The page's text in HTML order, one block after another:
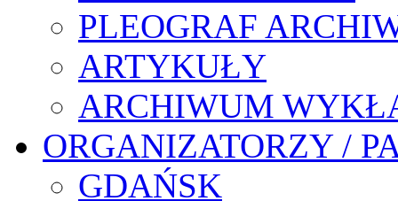
PLEOGRAF
ARTYKUŁY
ARCHIWUM
ORGANIZATORZY /
GDAŃSK